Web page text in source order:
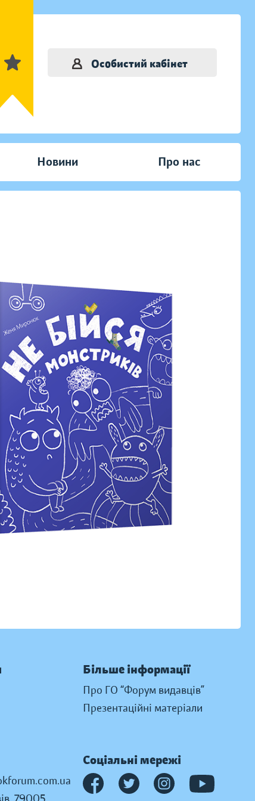
Особистий кабінет
Новини Про нас
Більше інформації
Про ГО “Форум видавців”
Презентаційні матеріали
Соціальні мережі